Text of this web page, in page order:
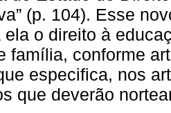
(p. 104). Esse
ela o direito à
família, conforme
especifica, nos
que deverão